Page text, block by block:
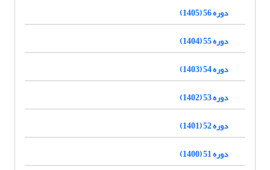
دوره 56 (1405)
دوره 55 (1404)
دوره 54 (1403)
دوره 53 (1402)
دوره 52 (1401)
دوره 51 (1400)